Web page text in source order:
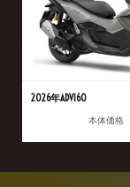
2026年ADV160
本体価格